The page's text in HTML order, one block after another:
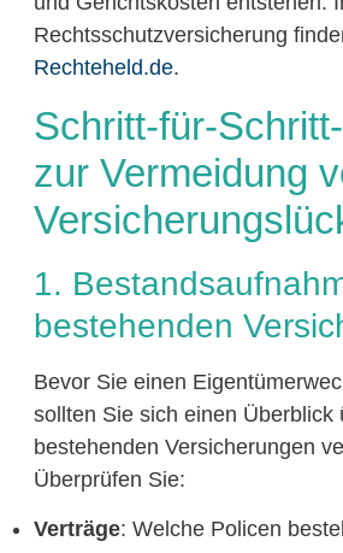
Rechtsschutzversicherung
Rechteheld.de.
Schritt-für-
zur Vermeidung
1.
bestehenden
Bevor Sie einen
sollten Sie sich einen Überblick
bestehenden Versicherungen
Überprüfen Sie:
Verträge: Welche Policen